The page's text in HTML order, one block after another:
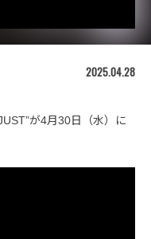
2025.04.28
が4月30日（水）に